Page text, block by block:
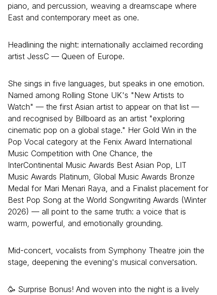
piano, and percussion, weaving a dreamscape where
East and contemporary meet as one.
Headlining the night: internationally acclaimed recording
artist JessC — Queen of Europe.
She sings in five languages, but speaks in one emotion.
Named among Rolling Stone UK's "New Artists to
Watch" — the first Asian artist to appear on that list —
and recognised by Billboard as an artist "exploring
cinematic pop on a global stage." Her Gold Win in the
Pop Vocal category at the Fenix Award International
Music Competition with One Chance, the
InterContinental Music Awards Best Asian Pop, LIT
Music Awards Platinum, Global Music Awards Bronze
Medal for Mari Menari Raya, and a Finalist placement for
Best Pop Song at the World Songwriting Awards (Winter
2026) — all point to the same truth: a voice that is
warm, powerful, and emotionally grounding.
Mid-concert, vocalists from Symphony Theatre join the
stage, deepening the evening's musical conversation.
🥳 Surprise Bonus! And woven into the night is a lively